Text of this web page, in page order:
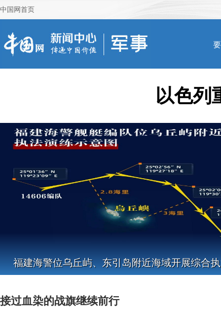
中国网首页
以色列
福建海警位乌丘屿、东引岛附近海域开展综合
接过血染的战旗继续前行